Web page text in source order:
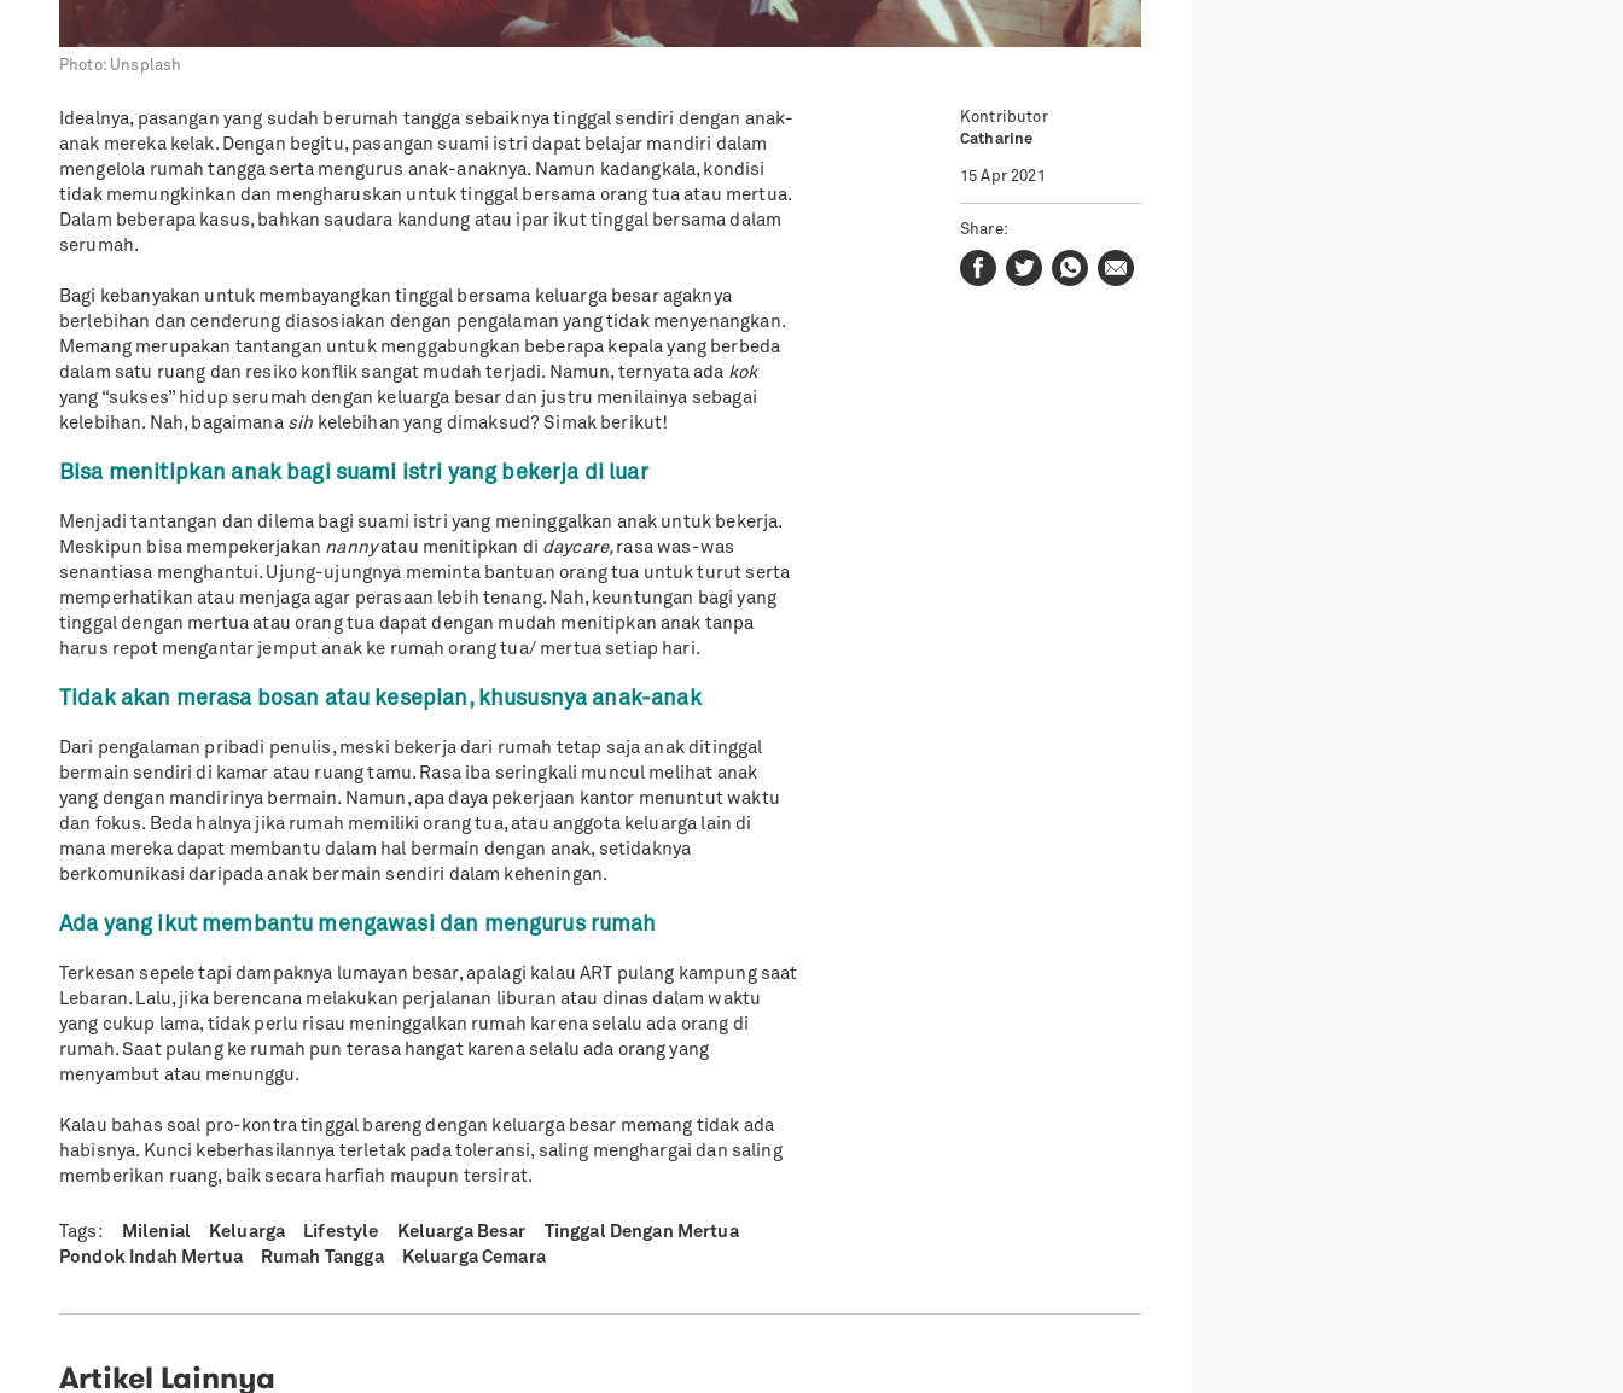
Photo: Unsplash
Idealnya, pasangan yang sudah berumah tangga sebaiknya tinggal sendiri dengan anak-
anak mereka kelak. Dengan begitu, pasangan suami istri dapat belajar mandiri dalam
mengelola rumah tangga serta mengurus anak-anaknya. Namun kadangkala, kondisi
tidak memungkinkan dan mengharuskan untuk tinggal bersama orang tua atau mertua.
Dalam beberapa kasus, bahkan saudara kandung atau ipar ikut tinggal bersama dalam
serumah.
Bagi kebanyakan untuk membayangkan tinggal bersama keluarga besar agaknya
berlebihan dan cenderung diasosiakan dengan pengalaman yang tidak menyenangkan.
Memang merupakan tantangan untuk menggabungkan beberapa kepala yang berbeda
dalam satu ruang dan resiko konflik sangat mudah terjadi. Namun, ternyata ada kok
yang “sukses” hidup serumah dengan keluarga besar dan justru menilainya sebagai
kelebihan. Nah, bagaimana sih kelebihan yang dimaksud? Simak berikut!
Bisa menitipkan anak bagi suami istri yang bekerja di luar
Menjadi tantangan dan dilema bagi suami istri yang meninggalkan anak untuk bekerja.
Meskipun bisa mempekerjakan nannyatau menitipkan di daycare, rasa was-was
senantiasa menghantui. Ujung-ujungnya meminta bantuan orang tua untuk turut serta
memperhatikan atau menjaga agar perasaan lebih tenang. Nah, keuntungan bagi yang
tinggal dengan mertua atau orang tua dapat dengan mudah menitipkan anak tanpa
harus repot mengantar jemput anak ke rumah orang tua/ mertua setiap hari.
Tidak akan merasa bosan atau kesepian, khususnya anak-anak
Dari pengalaman pribadi penulis, meski bekerja dari rumah tetap saja anak ditinggal
bermain sendiri di kamar atau ruang tamu. Rasa iba seringkali muncul melihat anak
yang dengan mandirinya bermain. Namun, apa daya pekerjaan kantor menuntut waktu
dan fokus. Beda halnya jika rumah memiliki orang tua, atau anggota keluarga lain di
mana mereka dapat membantu dalam hal bermain dengan anak, setidaknya
berkomunikasi daripada anak bermain sendiri dalam keheningan.
Ada yang ikut membantu mengawasi dan mengurus rumah
Terkesan sepele tapi dampaknya lumayan besar, apalagi kalau ART pulang kampung saat
Lebaran. Lalu, jika berencana melakukan perjalanan liburan atau dinas dalam waktu
yang cukup lama, tidak perlu risau meninggalkan rumah karena selalu ada orang di
rumah. Saat pulang ke rumah pun terasa hangat karena selalu ada orang yang
menyambut atau menunggu.
Kalau bahas soal pro-kontra tinggal bareng dengan keluarga besar memang tidak ada
habisnya. Kunci keberhasilannya terletak pada toleransi, saling menghargai dan saling
memberikan ruang, baik secara harfiah maupun tersirat.
Tags: Milenial Keluarga Lifestyle Keluarga Besar
Tinggal Dengan Mertua
Pondok Indah Mertua
Rumah Tangga Keluarga Cemara
Kontributor
Catharine
15 Apr 2021
Share:
Artikel Lainnya